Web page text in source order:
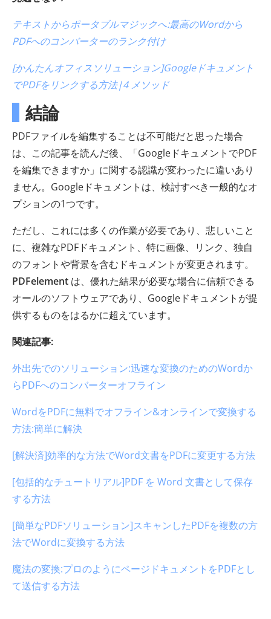
テキストからポータブルマジックへ:最高のWordから
PDFへのコンバーターのランク付け
[かんたんオフィスソリューション]Googleドキュメント
でPDFをリンクする方法|4 メソッド
結論
PDFファイルを編集することは不可能だと思った場合
は、この記事を読んだ後、「GoogleドキュメントでPDF
を編集できますか」に関する認識が変わったに違いあり
ません。Googleドキュメントは、検討すべき一般的なオ
プションの1つです。
ただし、これには多くの作業が必要であり、悲しいこと
に、複雑なPDFドキュメント、特に画像、リンク、独自
のフォントや背景を含むドキュメントが変更されます。
PDFelement は、優れた結果が必要な場合に信頼できる
オールのソフトウェアであり、Googleドキュメントが提
供するものをはるかに超えています。
関連記事:
外出先でのソリューション:迅速な変換のためのWordか
らPDFへのコンバーターオフライン
WordをPDFに無料でオフライン&オンラインで変換する
方法:簡単に解決
[解決済]効率的な方法でWord文書をPDFに変更する方法
[包括的なチュートリアル]PDF を Word 文書として保存
する方法
[簡単なPDFソリューション]スキャンしたPDFを複数の方
法でWordに変換する方法
魔法の変換:プロのようにページドキュメントをPDFとし
て送信する方法